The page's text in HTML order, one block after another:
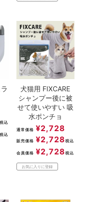
税込
税込
犬猫用 FIXCARE
シャンプー後に被
せて使いやすい 吸
水ポンチョ
通常価格 ¥2,728
販売価格 ¥2,728 税込
会員価格 ¥2,728 税込
お気に入りに登録